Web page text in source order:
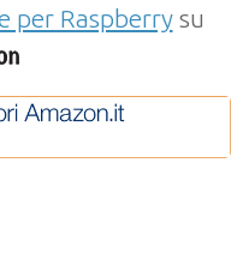
per Raspberrysu